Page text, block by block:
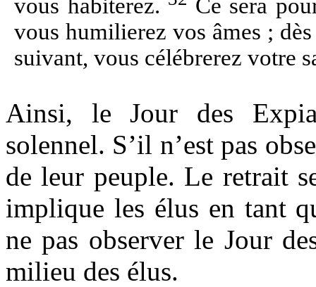
vous habiterez.
Ce sera
vous humilierez vos âmes ;
suivant, vous célébrerez votre
Ainsi, le Jour des
solennel. S’il n’est pas
de leur peuple. Le retrait
implique les élus en tant
ne pas observer le Jour
milieu des élus.